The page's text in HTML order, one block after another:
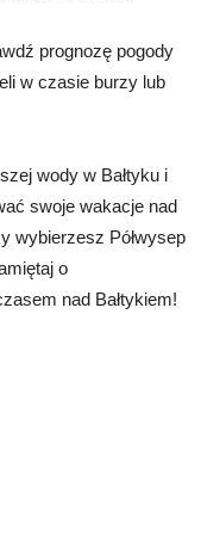
prognozę pogody
w czasie burzy lub
wody w Bałtyku i
swoje wakacje nad
wybierzesz Półwysep
o
nad Bałtykiem!